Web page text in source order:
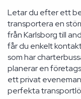
Letar du efter ett
transportera en
från Karlsborg till
får du enkelt
som har
planerar en
ett privat
perfekta